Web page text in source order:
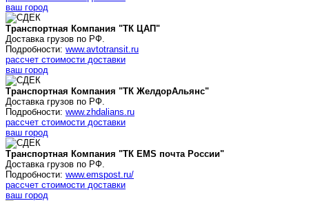
ваш город
Транспортная Компания "ТК ЦАП"
Доставка грузов по РФ.
Подробности: www.avtotransit.ru
рассчет стоимости доставки
ваш город
Транспортная Компания "ТК ЖелдорАльянс"
Доставка грузов по РФ.
Подробности: www.zhdalians.ru
рассчет стоимости доставки
ваш город
Транспортная Компания "ТК EMS почта России"
Доставка грузов по РФ.
Подробности: www.emspost.ru/
рассчет стоимости доставки
ваш город